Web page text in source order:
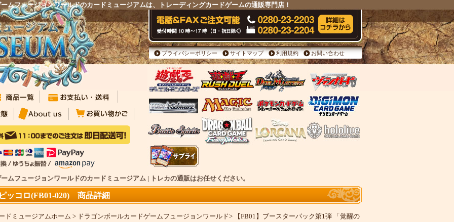
ムフュージョンワールドのカードミュージアムは、トレーディングカードゲームの通販専門店！
プライバシーポリシー サイトマップ 利用規約 お問い合わせ
ムフュージョンワールドのカードミュージアム | トレカの通販はお任せください。
ッコロ(FB01-020) 商品詳細
ドミュージアムホーム > ドラゴンボールカードゲームフュージョンワールド>
【FB01】ブースターパック第1弾 「覚醒の